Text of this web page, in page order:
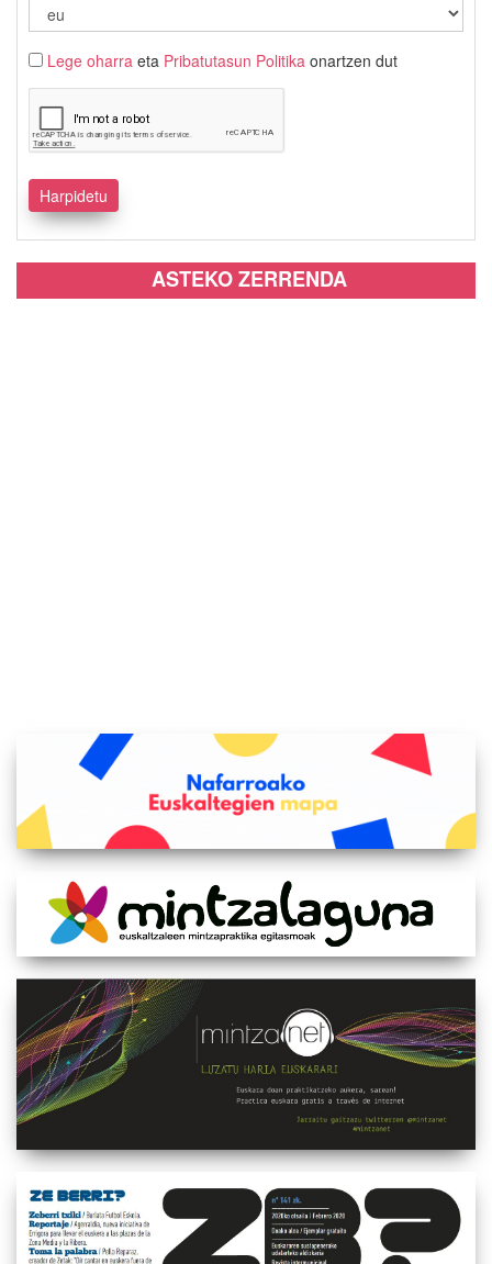
Lege oharra eta Pribatutasun Politika onartzen dut
ASTEKO ZERRENDA